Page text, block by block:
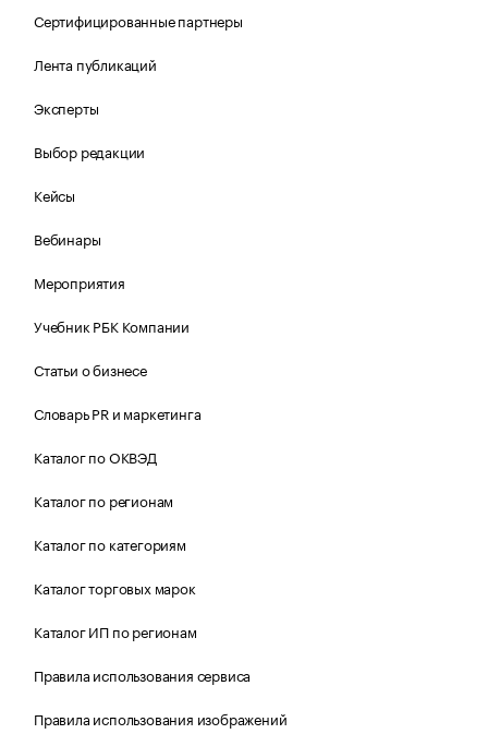
Сертифицированные партнеры
Лента публикаций
Эксперты
Выбор редакции
Кейсы
Вебинары
Мероприятия
Учебник РБК Компании
Статьи о бизнесе
Словарь PR и маркетинга
Каталог по ОКВЭД
Каталог по регионам
Каталог по категориям
Каталог торговых марок
Каталог ИП по регионам
Правила использования сервиса
Правила использования изображений